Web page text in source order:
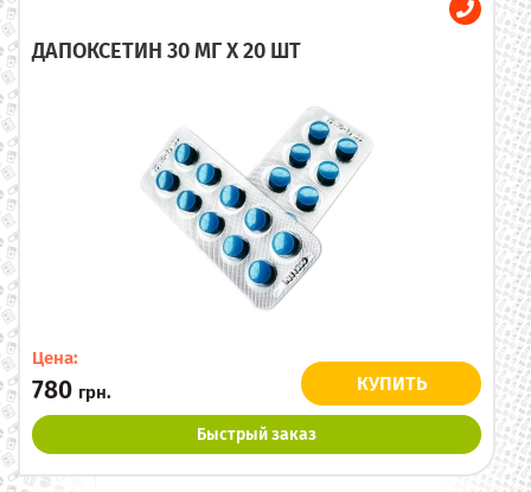
ДАПОКСЕТИН 30 МГ X 20 ШТ
Цена:
780 грн. КУПИТЬ
Быстрый заказ